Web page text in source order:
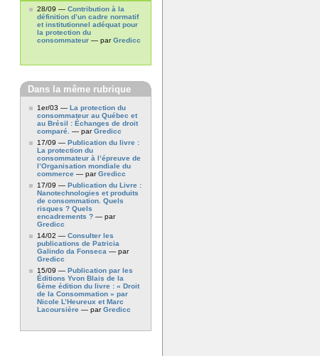
28/09 — Contribution à la
définition d’un cadre normatif
et institutionnel adéquat pour
la protection du
consommateur — parGredicc
Dans la même rubrique
1er/03 — La protection du
consommateur au Québec et
au Brésil : Échanges de droit
comparé. — parGredicc
17/09 — Publication du livre :
La protection du
consommateur à l’épreuve de
l’Organisation mondiale du
commerce — parGredicc
17/09 — Publication du Livre :
Nanotechnologies et produits
de consommation. Quels
risques ? Quels
encadrements ? — par
Gredicc
14/02 — Consulter les
publications de Patricia
Galindo da Fonseca — par
Gredicc
15/09 — Publication par les
Éditions Yvon Blais de la
6ème édition du livre : « Droit
de la Consommation » par
Nicole L’Heureux et Marc
Lacoursière — parGredicc